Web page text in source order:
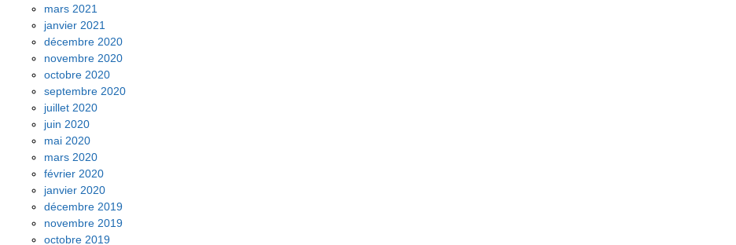
mars 2021
janvier 2021
décembre 2020
novembre 2020
octobre 2020
septembre 2020
juillet 2020
juin 2020
mai 2020
mars 2020
février 2020
janvier 2020
décembre 2019
novembre 2019
octobre 2019